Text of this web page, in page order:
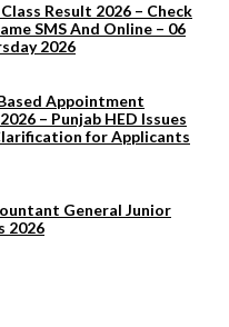
Result 2026 – Check
SMS And Online – 06
2026
Appointment
– Punjab HED Issues
for Applicants
General Junior
2026